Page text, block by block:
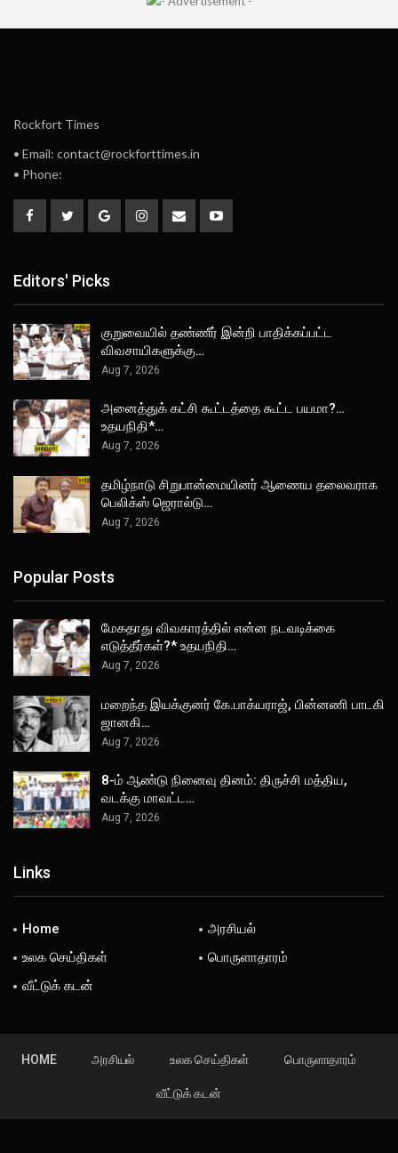
Rockfort Times
• Email: contact@rockforttimes.in
• Phone:
Editors' Picks
குறுவையில் தண்ணீர் இன்றி பாதிக்கப்பட்ட
விவசாயிகளுக்கு…
Aug 7, 2026
அனைத்துக் கட்சி கூட்டத்தை கூட்ட பயமா?…
உதயநிதி*…
Aug 7, 2026
தமிழ்நாடு சிறுபான்மையினர் ஆணைய தலைவராக
பெலிக்ஸ் ஜெரால்டு…
Aug 7, 2026
Popular Posts
மேகதாது விவகாரத்தில் என்ன நடவடிக்கை
எடுத்தீர்கள்?* உதயநிதி…
Aug 7, 2026
மறைந்த இயக்குனர் கே.பாக்யராஜ், பின்னணி பாடகி
ஜானகி…
Aug 7, 2026
8-ம் ஆண்டு நினைவு தினம்: திருச்சி மத்திய,
வடக்கு மாவட்ட…
Aug 7, 2026
Links
Home
அரசியல்
உலக செய்திகள்
பொருளாதாரம்
வீட்டுக் கடன்
HOME அரசியல் உலக செய்திகள் பொருளாதாரம்
வீட்டுக் கடன்